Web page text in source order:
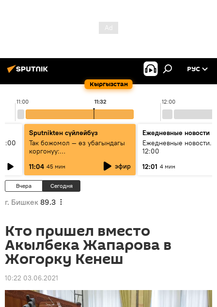
Кыргызстан
РУС
11:00 12:00
11:32
Sputnikteн сүйлөйбүз
Так божомол — өз убагындагы
коргонуу:
гидрометеорологиялык кызмат
кантип өркүндөтүлүүдө
11:04 45 мин эфир
Ежедневные новости
Ежедневные новости.
12:00
12:01 4 мин
Вчера Сегодня
г. Бишкек 89.3
Кто пришел вместо
Акылбека Жапарова в
Жогорку Кенеш
10:22 03.06.2021